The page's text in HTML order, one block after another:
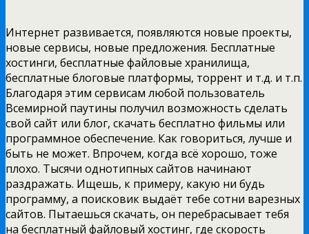
Интернет развивается, появляются новые проекты,
новые сервисы, новые предложения. Бесплатные
хостинги, бесплатные файловые хранилища,
бесплатные блоговые платформы, торрент и т.д. и т.п.
Благодаря этим сервисам любой пользователь
Всемирной паутины получил возможность сделать
свой сайт или блог, скачать бесплатно фильмы или
программное обеспечение. Как говориться, лучше и
быть не может. Впрочем, когда всё хорошо, тоже
плохо. Тысячи однотипных сайтов начинают
раздражать. Ищешь, к примеру, какую ни будь
программу, а поисковик выдаёт тебе сотни варезных
сайтов. Пытаешься скачать, он перебрасывает тебя
на бесплатный файловый хостинг, где скорость